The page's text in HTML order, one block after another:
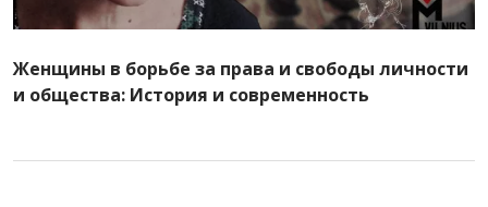
Женщины в борьбе за права и свободы личности
и общества: История и современность